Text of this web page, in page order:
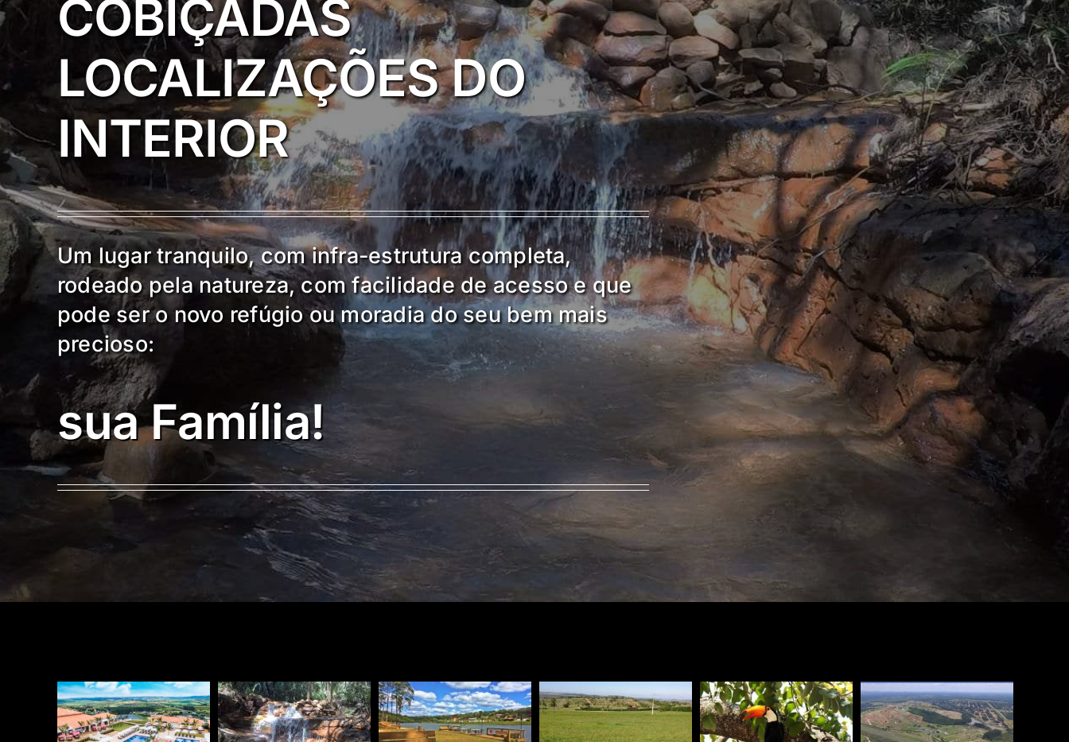
COBIÇADAS
LOCALIZAÇÕES DO
INTERIOR
Um lugar tranquilo, com infra-estrutura completa,
rodeado pela natureza, com facilidade de acesso e que
pode ser o novo refúgio ou moradia do seu bem mais
precioso:
sua Família!